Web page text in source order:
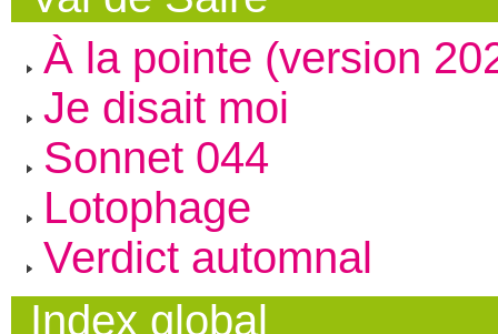
À la pointe (version
Je disait moi
Sonnet 044
Lotophage
Verdict automnal
Index global